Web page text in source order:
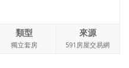
類型
獨立套房
來源
591房屋交易網